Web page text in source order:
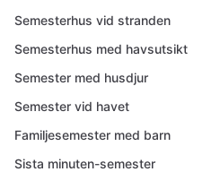
Semesterhus vid stranden
Semesterhus med havsutsikt
Semester med husdjur
Semester vid havet
Familjesemester med barn
Sista minuten-semester